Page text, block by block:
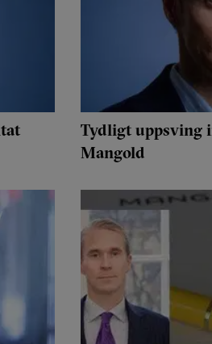
Tydligt uppsving
Mangold